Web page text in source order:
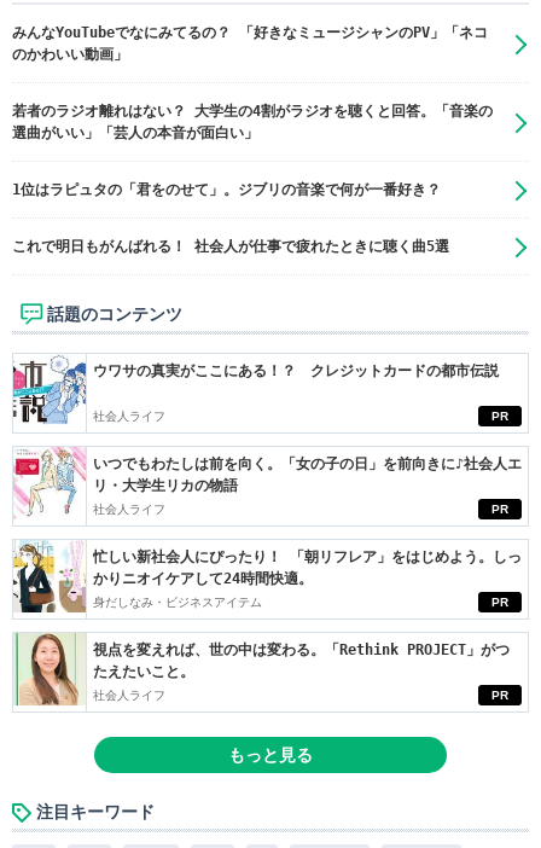
みんなYouTubeでなにみてるの？ 「好きなミュージシャンのPV」「ネコ
のかわいい動画」
若者のラジオ離れはない？ 大学生の4割がラジオを聴くと回答。「音楽の
選曲がいい」「芸人の本音が面白い」
1位はラピュタの「君をのせて」。ジブリの音楽で何が一番好き？
これで明日もがんばれる！ 社会人が仕事で疲れたときに聴く曲5選
話題のコンテンツ
PR
ウワサの真実がここにある！？ クレジットカードの都市伝説
社会人ライフ
PR
いつでもわたしは前を向く。「女の子の日」を前向きに♪社会人エ
リ・大学生リカの物語
社会人ライフ
PR
忙しい新社会人にぴったり！ 「朝リフレア」をはじめよう。しっ
かりニオイケアして24時間快適。
身だしなみ・ビジネスアイテム
PR
視点を変えれば、世の中は変わる。「Rethink PROJECT」がつ
たえたいこと。
社会人ライフ
もっと見る
注目キーワード